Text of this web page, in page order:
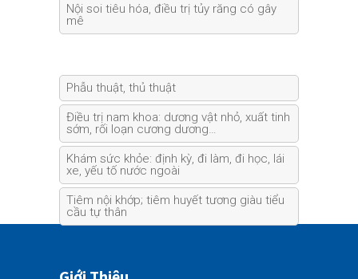
Nội soi tiêu hóa, điều trị tủy răng có gây
mê
Phẫu thuật, thủ thuật
Điều trị nam khoa: dương vật nhỏ, xuất tinh
sớm, rối loạn cương dương…
Khám sức khỏe: định kỳ, đi làm, đi học, lái
xe, yếu tố nước ngoài
Tiêm nội khớp; tiêm huyết tương giàu tiểu
cầu tự thân